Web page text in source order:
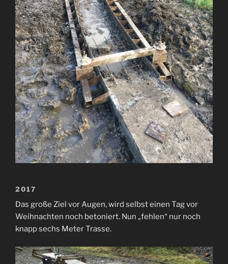
2017
Das große Ziel vor Augen, wird selbst einen Tag vor
Weihnachten noch betoniert. Nun „fehlen“ nur noch
knapp sechs Meter Trasse.